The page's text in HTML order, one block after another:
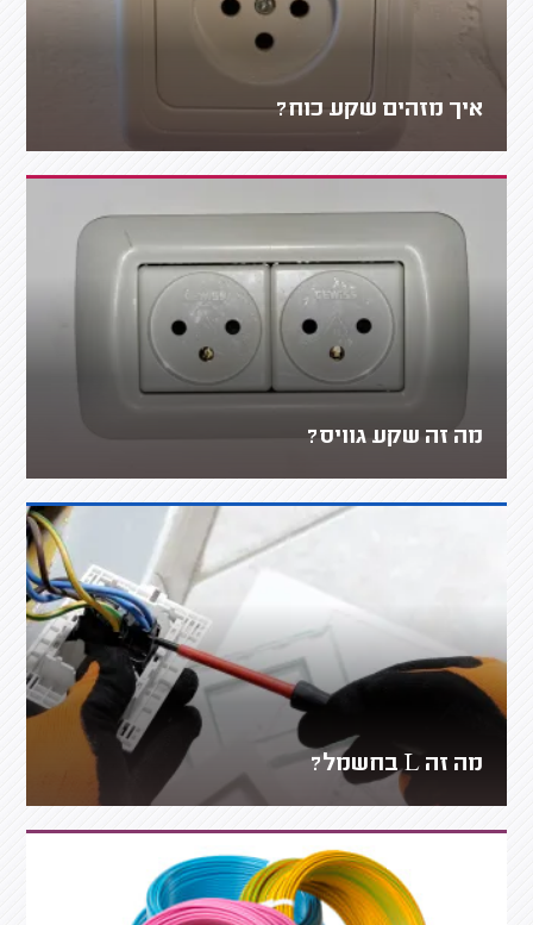
איך מזהים שקע כוח?
מה זה שקע גוויס?
מה זה L בחשמל?